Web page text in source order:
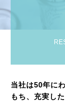
当社は50年に
もち、充実し